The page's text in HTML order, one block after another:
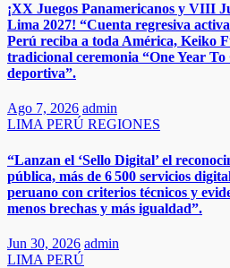
¡XX Juegos Panamericanos y VIII
Lima 2027! “Cuenta regresiva
Perú reciba a toda América, Keiko
tradicional ceremonia “One Year To
deportiva”.
Ago 7, 2026 admin
LIMAPERÚ REGIONES
“Lanzan el ‘Sello Digital’ el
pública, más de 6 500 servicios
peruano con criterios técnicos y
menos brechas y más igualdad”.
Jun 30, 2026 admin
LIMA PERÚ